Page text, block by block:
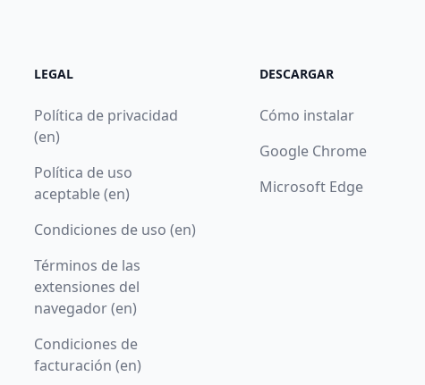
LEGAL
Política de privacidad
(en)
Política de uso
aceptable (en)
Condiciones de uso (en)
Términos de las
extensiones del
navegador (en)
Condiciones de
facturación (en)
DESCARGAR
Cómo instalar
Google Chrome
Microsoft Edge